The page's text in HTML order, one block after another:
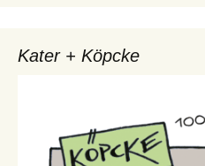
Kater + Köpcke